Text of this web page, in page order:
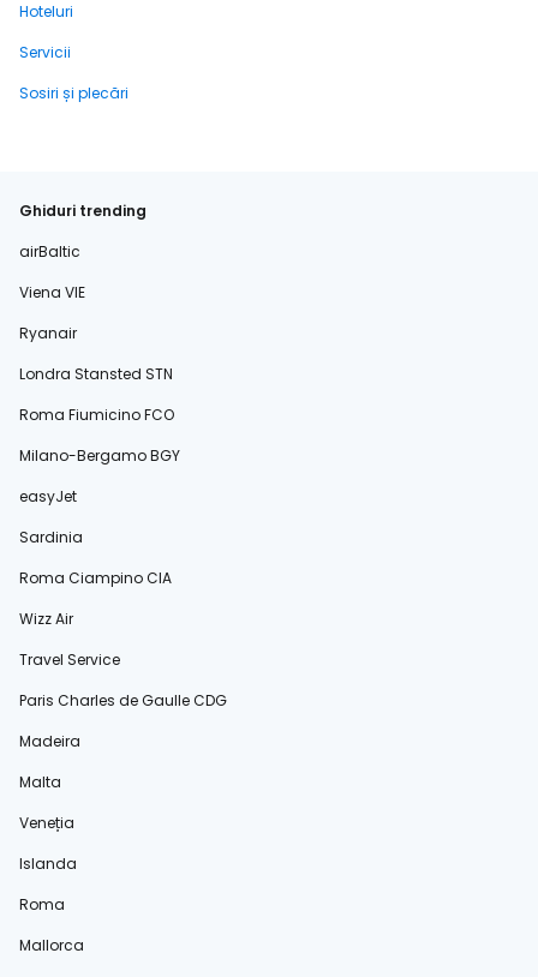
Hoteluri
Servicii
Sosiri și plecări
Ghiduri trending
airBaltic
Viena VIE
Ryanair
Londra Stansted STN
Roma Fiumicino FCO
Milano-Bergamo BGY
easyJet
Sardinia
Roma Ciampino CIA
Wizz Air
Travel Service
Paris Charles de Gaulle CDG
Madeira
Malta
Veneția
Islanda
Roma
Mallorca